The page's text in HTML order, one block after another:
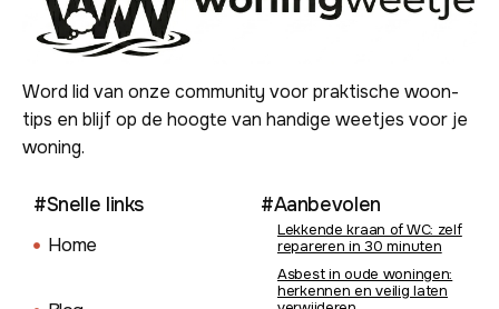
Word lid van onze community voor praktische woon-
tips en blijf op de hoogte van handige weetjes voor je
woning.
#Snelle links
Home
#Aanbevolen
Lekkende kraan of WC: zelf
repareren in 30 minuten
Asbest in oude woningen:
herkennen en veilig laten